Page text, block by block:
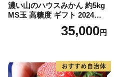
濃い山のハウスみかん 約5kg
MS玉 高糖度 ギフト 2024年7
35,000円